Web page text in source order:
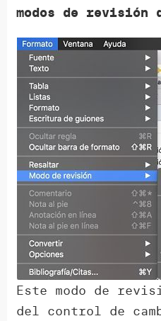
modos de
Este modo de
del control de